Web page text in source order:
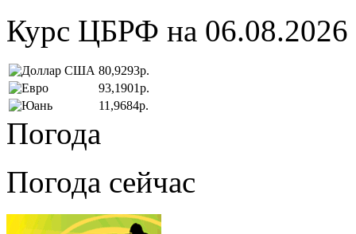
Курс ЦБРФ на 06.08.2026
80,9293р.
93,1901р.
11,9684р.
Погода
Погода сейчас